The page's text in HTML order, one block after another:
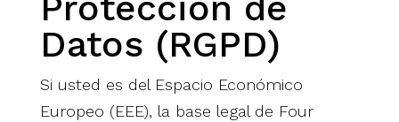
Datos (RGPD)
Si usted es del Espacio Económico
Europeo (EEE), la base legal de Four